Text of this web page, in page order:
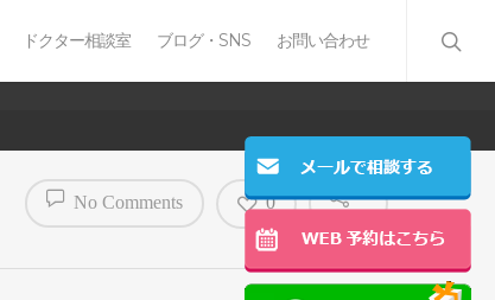
ドクター相談室 ブログ・SNS お問い合わせ
No Comments 0